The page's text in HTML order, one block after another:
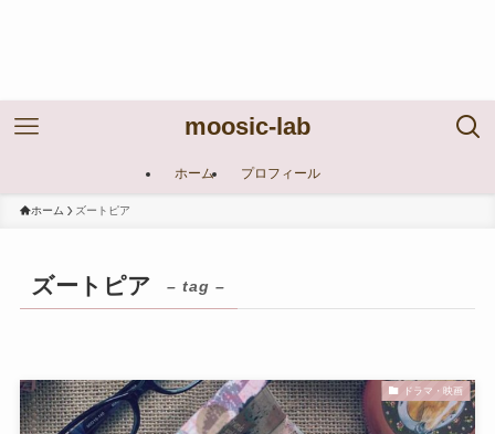
moosic-lab
ホーム プロフィール
ホーム ズートピア
ズートピア – tag –
ドラマ・映画